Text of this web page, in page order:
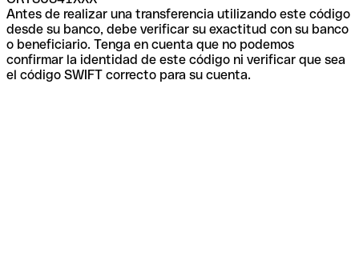
Antes de realizar una transferencia utilizando este código
desde su banco, debe verificar su exactitud con su banco
o beneficiario. Tenga en cuenta que no podemos
confirmar la identidad de este código ni verificar que sea
el código SWIFT correcto para su cuenta.